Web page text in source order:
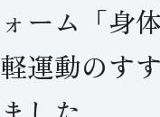
ォーム「身
軽運動のす